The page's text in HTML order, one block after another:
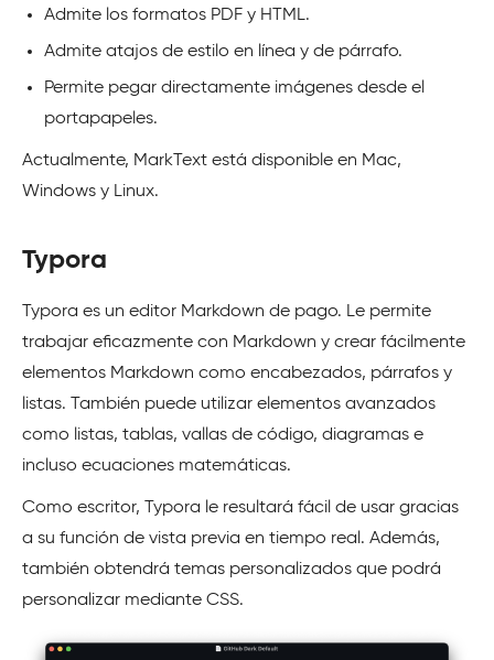
Admite los formatos PDF y HTML.
Admite atajos de estilo en línea y de párrafo.
Permite pegar directamente imágenes desde el
portapapeles.
Actualmente, MarkText está disponible en Mac,
Windows y Linux.
Typora
Typora es un editor Markdown de pago. Le permite
trabajar eficazmente con Markdown y crear fácilmente
elementos Markdown como encabezados, párrafos y
listas. También puede utilizar elementos avanzados
como listas, tablas, vallas de código, diagramas e
incluso ecuaciones matemáticas.
Como escritor, Typora le resultará fácil de usar gracias
a su función de vista previa en tiempo real. Además,
también obtendrá temas personalizados que podrá
personalizar mediante CSS.